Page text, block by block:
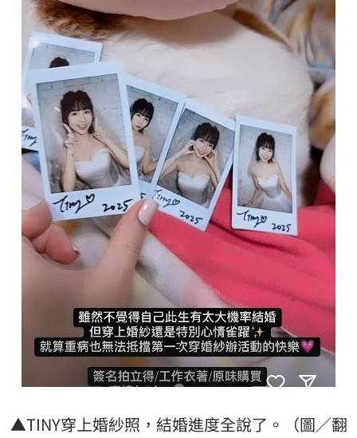
▲TINY穿上婚紗照，結婚進度全說了。（圖／翻